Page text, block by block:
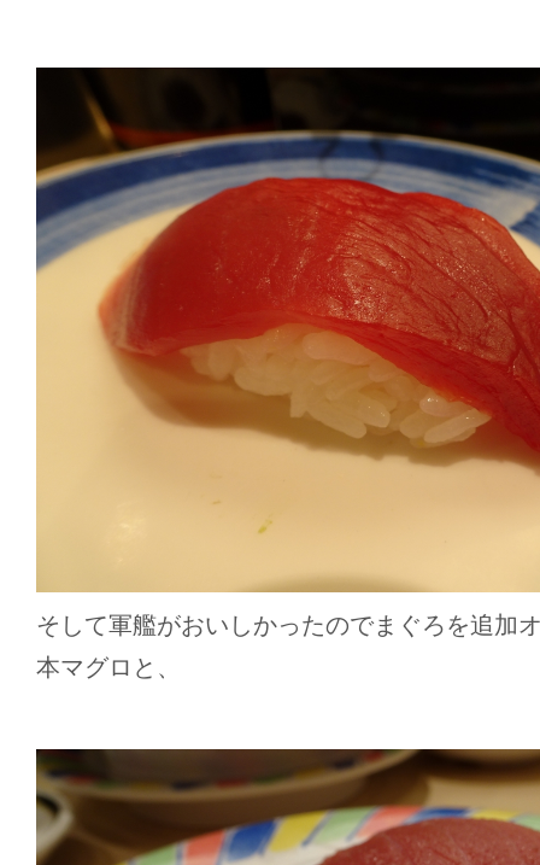
そして軍艦がおいしかったのでまぐろを追加
本マグロと、